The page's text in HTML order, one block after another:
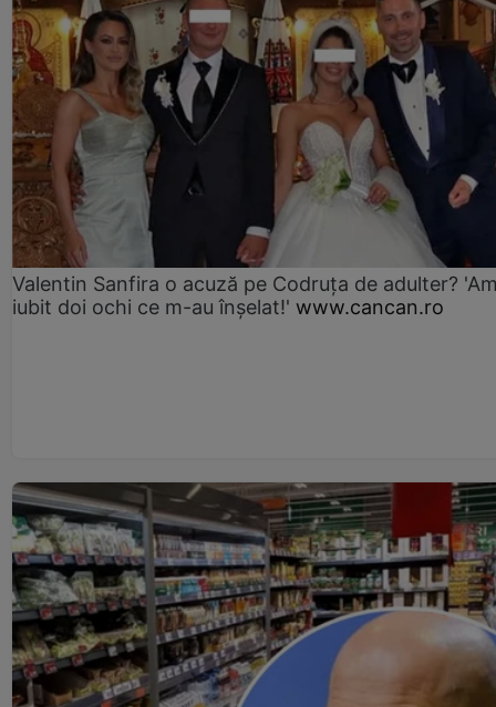
Valentin Sanfira o acuză pe Codruța de adulter?
iubit doi ochi ce m-au înșelat!' www.cancan.ro